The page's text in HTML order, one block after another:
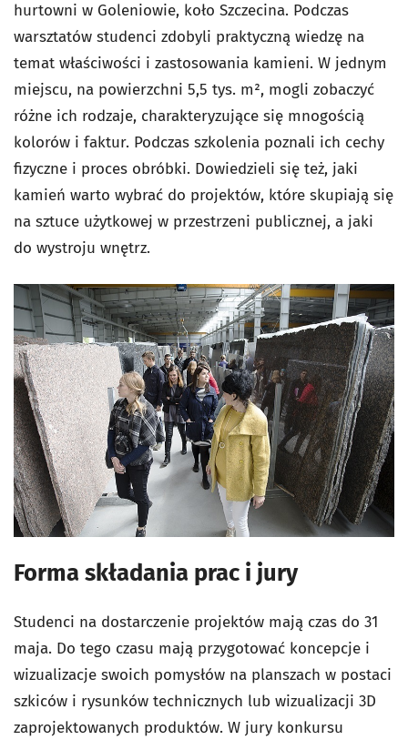
hurtowni w Goleniowie, koło Szczecina. Podczas
warsztatów studenci zdobyli praktyczną wiedzę na
temat właściwości i zastosowania kamieni. W jednym
miejscu, na powierzchni 5,5 tys. m², mogli zobaczyć
różne ich rodzaje, charakteryzujące się mnogością
kolorów i faktur. Podczas szkolenia poznali ich cechy
fizyczne i proces obróbki. Dowiedzieli się też, jaki
kamień warto wybrać do projektów, które skupiają się
na sztuce użytkowej w przestrzeni publicznej, a jaki
do wystroju wnętrz.
Forma składania prac i jury
Studenci na dostarczenie projektów mają czas do 31
maja. Do tego czasu mają przygotować koncepcje i
wizualizacje swoich pomysłów na planszach w postaci
szkiców i rysunków technicznych lub wizualizacji 3D
zaprojektowanych produktów. W jury konkursu